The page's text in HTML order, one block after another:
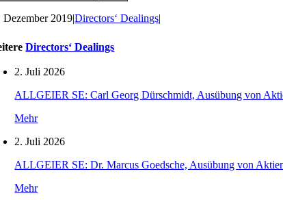
Dezember 2019|Directors‘ Dealings|
Directors‘ Dealings
2. Juli 2026
ALLGEIER SE: Carl Georg Dürschmidt, Ausübung von
Mehr
2. Juli 2026
ALLGEIER SE: Dr. Marcus Goedsche, Ausübung von
Mehr